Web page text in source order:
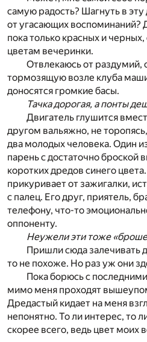
самую радость? Шагнуть в
от угасающих воспоминаний?
пока только красных и
цветам вечеринки.
Отвлекаюсь от раздумий,
тормозящую возле клуба
доносятся громкие басы.
Тачка дорогая, а понты
Двигатель глушится
другом вальяжно, не
два молодых человека. Один
парень с достаточно броской
коротких дредов синего
прикуривает от зажигалки,
с палец. Его друг, приятель,
телефону, что-то
оппоненту.
Неужели эти тоже
Пришли сюда залечивать
то не похоже. Но раз уж они
Пока борюсь с
мимо меня проходят
Дредастый кидает на меня
непонятно. То ли интерес, то
скорее всего, ведь цвет моих